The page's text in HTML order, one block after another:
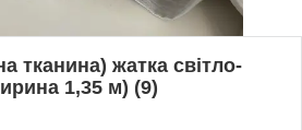
тканина) жатка світло-
1,35 м) (9)